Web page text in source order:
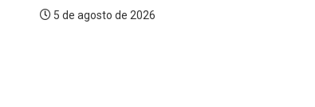
5 de agosto de 2026